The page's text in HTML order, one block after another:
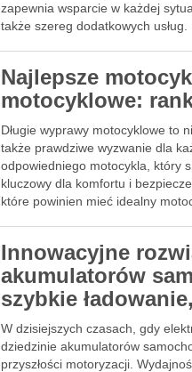
zapewnia wsparcie w każdej
także szereg dodatkowych usług.
Najlepsze
motocyklowe:
Długie wyprawy motocyklowe to
także prawdziwe wyzwanie dla
odpowiedniego motocykla, który
kluczowy dla komfortu i
które powinien mieć idealny
Innowacyjne
akumulatorów
szybkie
W dzisiejszych czasach, gdy
dziedzinie akumulatorów
przyszłości motoryzacji.